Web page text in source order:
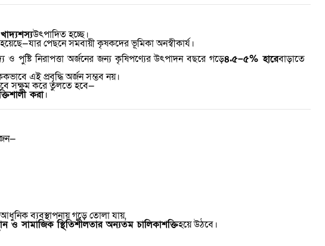
উৎপাদিত হচ্ছে।
পেছনে সমবায়ী কৃষকদের ভূমিকা অনস্বীকার্য।
পুষ্টি নিরাপত্তা অর্জনের জন্য কৃষিপণ্যের উৎপাদন বছরে গড়ে৪.৫–৫% হারেবাড়াতে
এই প্রবৃদ্ধি অর্জন সম্ভব নয়।
সক্ষম করে তুলতে হবে—
করা।
ব্যবস্থাপনায় গড়ে তোলা যায়,
ও সামাজিক স্থিতিশীলতার অন্যতম চালিকাশক্তিহয়ে উঠবে।